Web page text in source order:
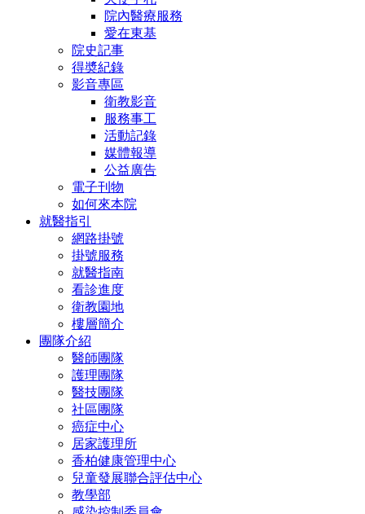
院內醫療服務
愛在東基
院史記事
得奬紀錄
影音專區
衛教影音
服務事工
活動記錄
媒體報導
公益廣告
電子刊物
如何來本院
就醫指引
網路掛號
掛號服務
就醫指南
看診進度
衛教園地
樓層簡介
團隊介紹
醫師團隊
護理團隊
醫技團隊
社區團隊
癌症中心
居家護理所
香柏健康管理中心
兒童發展聯合評估中心
教學部